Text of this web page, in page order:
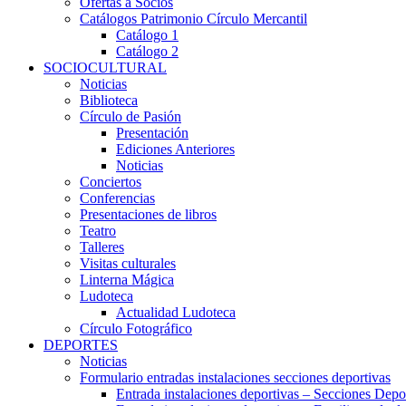
Catálogos Patrimonio Círculo Mercantil
Catálogo 1
Catálogo 2
SOCIOCULTURAL
Noticias
Biblioteca
Círculo de Pasión
Presentación
Ediciones Anteriores
Noticias
Conciertos
Conferencias
Presentaciones de libros
Teatro
Talleres
Visitas culturales
Linterna Mágica
Ludoteca
Actualidad Ludoteca
Círculo Fotográfico
DEPORTES
Noticias
Formulario entradas instalaciones secciones deportivas
Entrada instalaciones deportivas – Secciones